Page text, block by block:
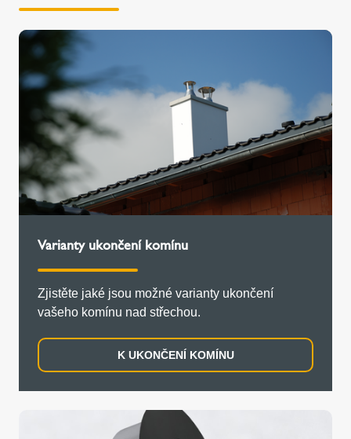
Varianty ukončení komínu
Zjistěte jaké jsou možné varianty ukončení
vašeho komínu nad střechou.
K UKONČENÍ KOMÍNU